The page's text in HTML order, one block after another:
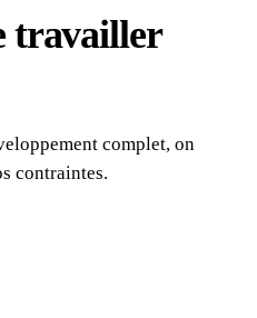
travailler
complet, on
contraintes.